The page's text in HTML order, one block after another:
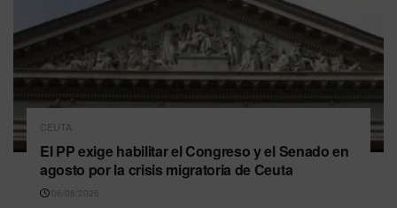
CEUTA
El PP exige habilitar el Congreso y el Senado en
agosto por la crisis migratoria de Ceuta
06/08/2026